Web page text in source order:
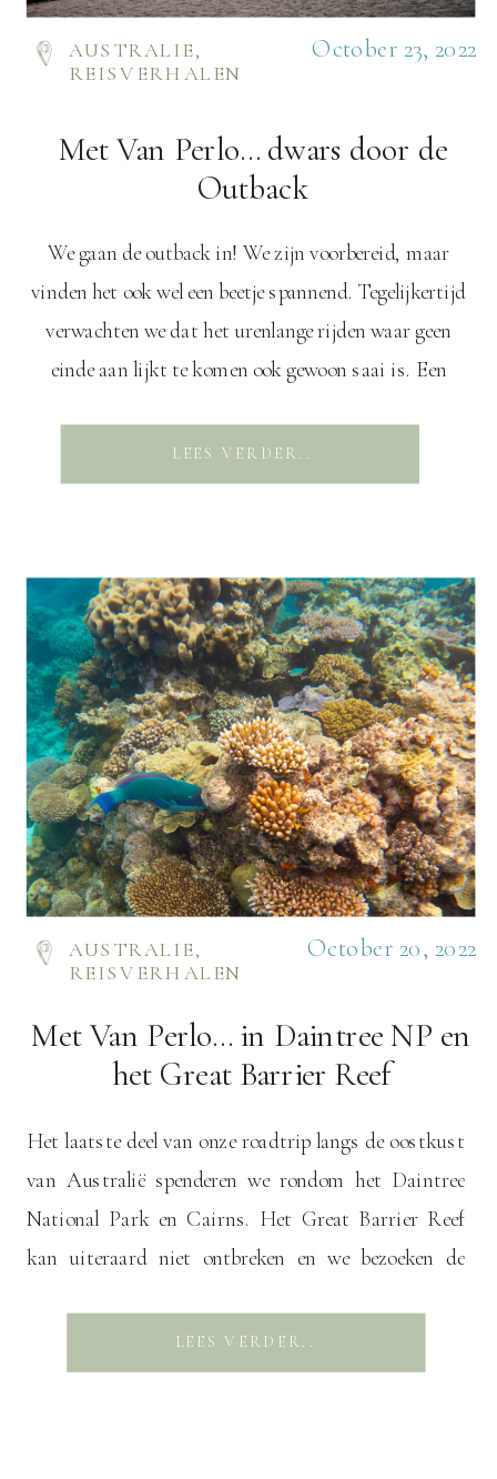
Met Van Perlo… dwars door de
Outback
We gaan de outback in! We zijn voorbereid, maar
vinden het ook wel een beetje spannend. Tegelijkertijd
verwachten we dat het urenlange rijden waar geen
einde aan lijkt te komen ook gewoon saai is. Een
getrakteerd op indrukwekkende natuur en cultuur.
Zeefossielen We hebben de kuststreek […]
LEES VERDER..
AUSTRALIE,
REISVERHALEN
October 23, 2022
Met Van Perlo… in Daintree NP en
het Great Barrier Reef
Het laatste deel van onze roadtrip langs de oostkust
van Australië spenderen we rondom het Daintree
National Park en Cairns. Het Great Barrier Reef
kan uiteraard niet ontbreken en we bezoeken de
eerste stop is de Daintree rivier. We stappen (met een
gids) in een fluisterboot en gaan onder […]
LEES VERDER..
AUSTRALIE,
REISVERHALEN
October 20, 2022